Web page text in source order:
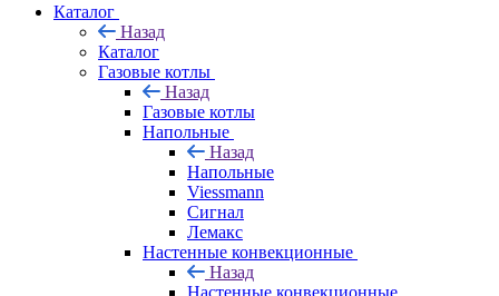
Каталог
Назад
Каталог
Газовые котлы
Назад
Газовые котлы
Напольные
Назад
Напольные
Viessmann
Сигнал
Лемакс
Настенные конвекционные
Назад
Настенные конвекционные